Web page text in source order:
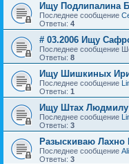
Ищу Подлипалина
Последнее сообщение
Ответы: 4
# 03.2006 Ищу
Последнее сообщение
Ответы: 8
Ищу Шишкиных
Последнее сообщение
Ответы: 1
Ищу Штах Людмилу
Последнее сообщение
Ответы: 3
Разыскиваю Лахно
Последнее сообщение
Ответы: 3